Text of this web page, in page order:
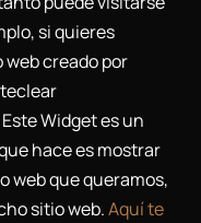
si quieres
web creado por
Widget es un
hace es mostrar
web que queramos,
sitio web.Aquí te